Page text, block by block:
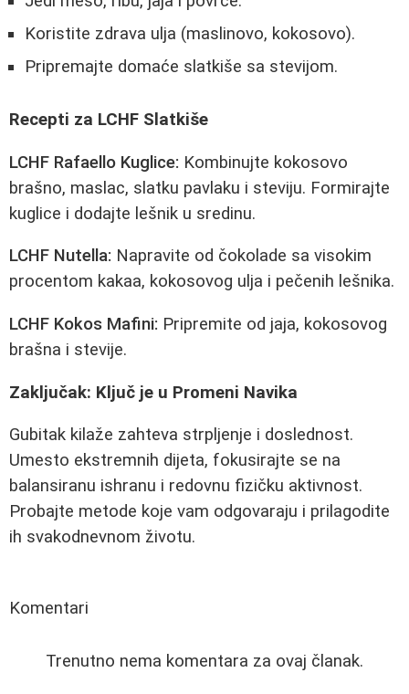
Koristite zdrava ulja (maslinovo, kokosovo).
Pripremajte domaće slatkiše sa stevijom.
Recepti za LCHF Slatkiše
LCHF Rafaello Kuglice: Kombinujte kokosovo
brašno, maslac, slatku pavlaku i steviju. Formirajte
kuglice i dodajte lešnik u sredinu.
LCHF Nutella: Napravite od čokolade sa visokim
procentom kakaa, kokosovog ulja i pečenih lešnika.
LCHF Kokos Mafini: Pripremite od jaja, kokosovog
brašna i stevije.
Zaključak: Ključ je u Promeni Navika
Gubitak kilaže zahteva strpljenje i doslednost.
Umesto ekstremnih dijeta, fokusirajte se na
balansiranu ishranu i redovnu fizičku aktivnost.
Probajte metode koje vam odgovaraju i prilagodite
ih svakodnevnom životu.
Komentari
Trenutno nema komentara za ovaj članak.